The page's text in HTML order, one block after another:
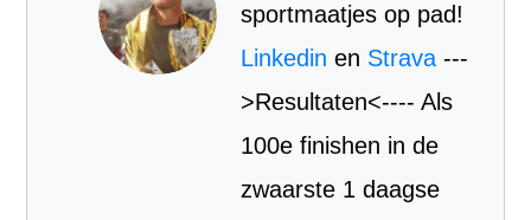
sportmaatjes op pad!
Linkedin en Strava---
>Resultaten<---- Als
100e finishen in de
zwaarste 1 daagse